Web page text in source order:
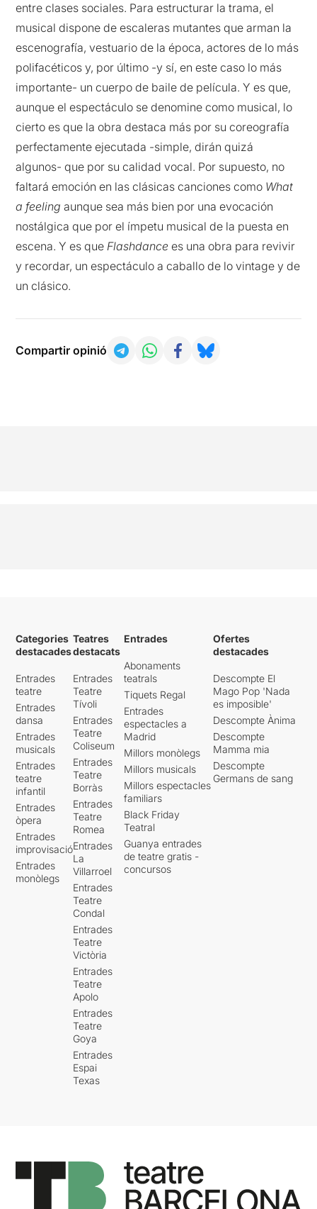
entre clases sociales. Para estructurar la trama, el
musical dispone de escaleras mutantes que arman la
escenografía, vestuario de la época, actores de lo más
polifacéticos y, por último -y sí, en este caso lo más
importante- un cuerpo de baile de película. Y es que,
aunque el espectáculo se denomine como musical, lo
cierto es que la obra destaca más por su coreografía
perfectamente ejecutada -simple, dirán quizá
algunos- que por su calidad vocal. Por supuesto, no
faltará emoción en las clásicas canciones como What
a feeling aunque sea más bien por una evocación
nostálgica que por el ímpetu musical de la puesta en
escena. Y es queFlashdance es una obra para revivir
y recordar, un espectáculo a caballo de lo vintage y de
un clásico.
Compartir opinió
Categories
destacades
Entrades
teatre
Entrades
dansa
Entrades
musicals
Entrades
teatre
infantil
Entrades
òpera
Entrades
improvisació
Entrades
monòlegs
Teatres
destacats
Entrades
Teatre
Tívoli
Entrades
Teatre
Coliseum
Entrades
Teatre
Borràs
Entrades
Teatre
Romea
Entrades
La
Villarroel
Entrades
Teatre
Condal
Entrades
Teatre
Victòria
Entrades
Teatre
Apolo
Entrades
Teatre
Goya
Entrades
Espai
Texas
Entrades
Abonaments
teatrals
Tiquets Regal
Entrades
espectacles a
Madrid
Millors monòlegs
Millors musicals
Millors espectacles
familiars
Black Friday
Teatral
Guanya entrades
de teatre gratis -
concursos
Ofertes
destacades
Descompte El
Mago Pop 'Nada
es imposible'
Descompte Ànima
Descompte
Mamma mia
Descompte
Germans de sang